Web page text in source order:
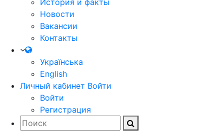
История и факты
Новости
Вакансии
Контакты
Українська
English
Личный кабинет Войти
Войти
Регистрация